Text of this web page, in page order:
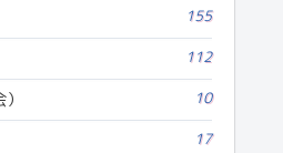
155
112
10
17